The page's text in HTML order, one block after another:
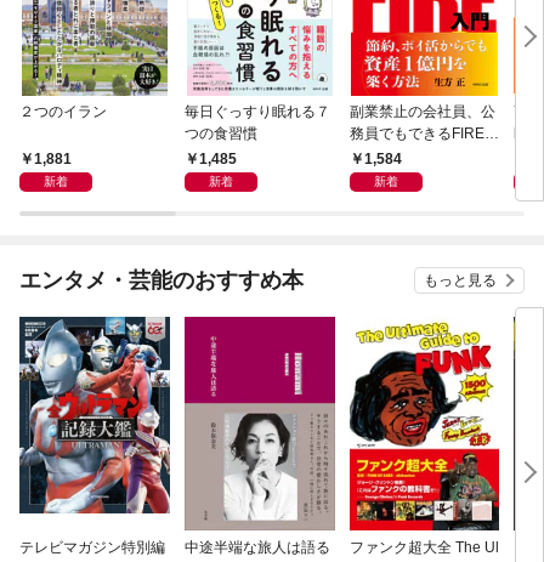
２つのイラン
1,881
新着
毎日ぐっすり眠れる７
つの食習慣
1,485
新着
副業禁止の会社員、公
務員でもできるFIRE入
門1,584
新着
70
エンタメ・芸能のおすすめ本 もっと見る
テレビマガジン特別編
中途半端な旅人は語る
ファンク超大全 The Ul